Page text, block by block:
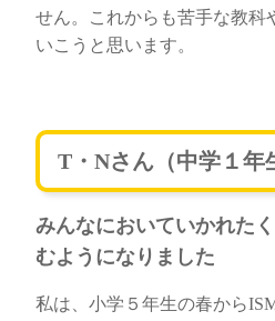
せん。これからも苦手な教科
いこうと思います。
T・Nさん（中学１年
みんなにおいていかれた
むようになりました
私は、小学５年生の春から